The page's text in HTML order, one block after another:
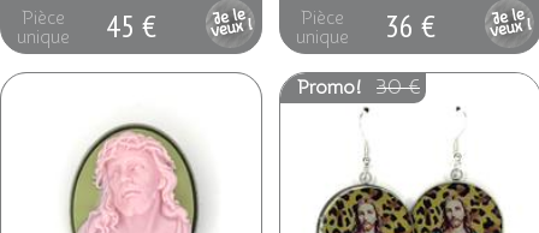
Pièce
unique
45 €
Pièce
unique
36 €
Promo! 30 €